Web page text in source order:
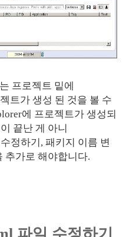
프로젝트 밑에
트가 생성 된 것을 볼 수
에 프로젝트가 생성되
끝난 게 아니
정하기, 패키지 이름 변
추가로 해야합니다.
파일 수정하기